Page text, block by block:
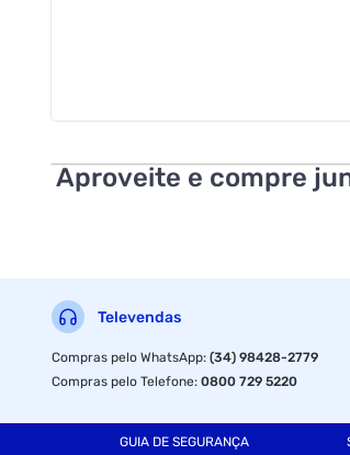
Aproveite e compre
Televendas
Compras pelo WhatsApp:(34) 98428-2779
Compras pelo Telefone:0800 729 5220
GUIA DE SEGURANÇA